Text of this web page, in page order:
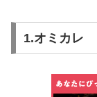
1.オミカレ